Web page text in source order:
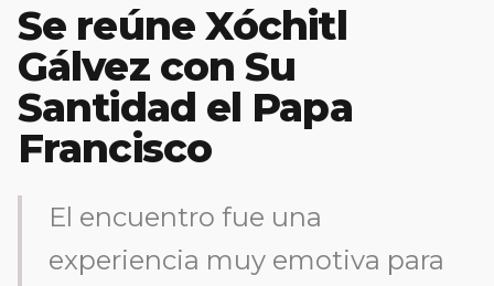
Se reúne Xóchitl
Gálvez con Su
Santidad el Papa
Francisco
El encuentro fue una
experiencia muy emotiva para